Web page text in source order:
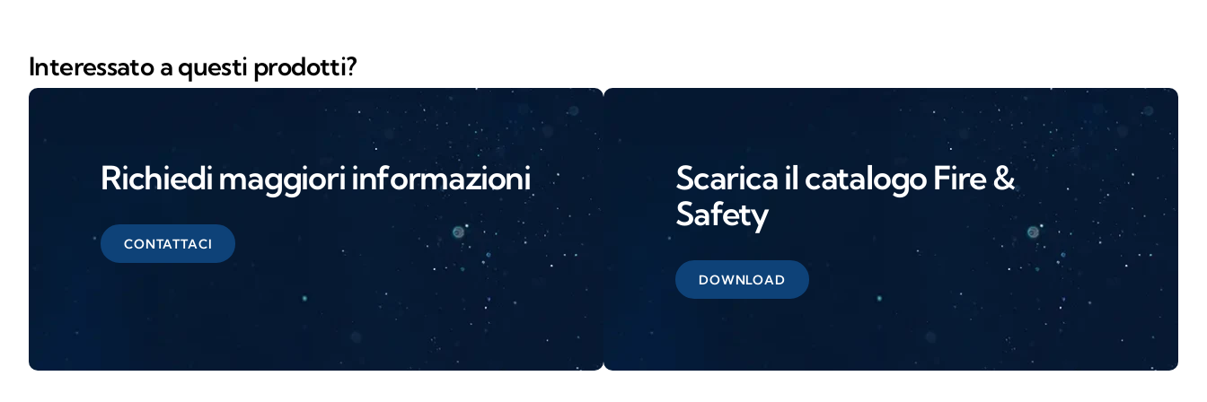
Interessato a questi prodotti?
Richiedi maggiori informazioni
CONTATTACI
Scarica il catalogo Fire &
Safety
DOWNLOAD